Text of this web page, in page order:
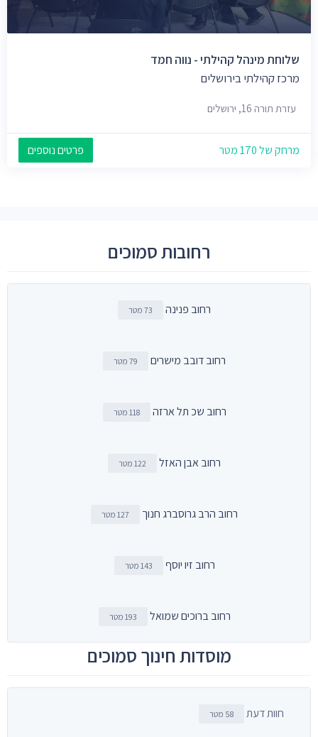
שלוחת מינהל קהילתי - נווה חמד
מרכז קהילתי בירושלים
עזרת תורה 16, ירושלים
מרחק של 170 מטר פרטים נוספים
רחובות סמוכים
רחוב פנינה 73 מטר
רחוב דובב מישרים 79 מטר
רחוב שכ תל ארזה 118 מטר
רחוב אבן האזל 122 מטר
רחוב הרב גרוסברג חנוך 127 מטר
רחוב זיו יוסף 143 מטר
רחוב ברוכים שמואל 193 מטר
מוסדות חינוך סמוכים
חוות דעת 58 מטר